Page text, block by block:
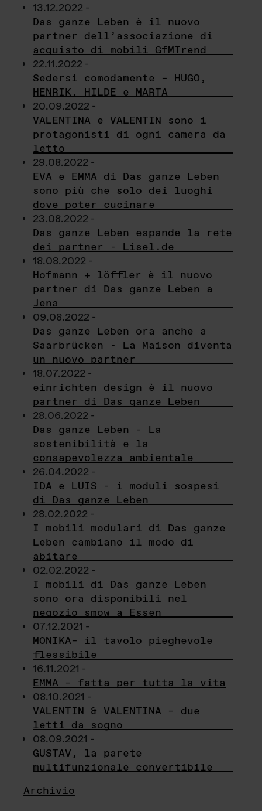
13.12.2022 -
Das ganze Leben è il nuovo
partner dell’associazione di
acquisto di mobili GfMTrend
22.11.2022 -
Sedersi comodamente – HUGO,
HENRIK, HILDE e MARTA
20.09.2022 -
VALENTINA e VALENTIN sono i
protagonisti di ogni camera da
letto
29.08.2022 -
EVA e EMMA di Das ganze Leben
sono più che solo dei luoghi
dove poter cucinare
23.08.2022 -
Das ganze Leben espande la rete
dei partner - Lisel.de
18.08.2022 -
Hofmann + löffler è il nuovo
partner di Das ganze Leben a
Jena
09.08.2022 -
Das ganze Leben ora anche a
Saarbrücken - La Maison diventa
un nuovo partner
18.07.2022 -
einrichten design è il nuovo
partner di Das ganze Leben
28.06.2022 -
Das ganze Leben - La
sostenibilità e la
consapevolezza ambientale
26.04.2022 -
IDA e LUIS - i moduli sospesi
di Das ganze Leben
28.02.2022 -
I mobili modulari di Das ganze
Leben cambiano il modo di
abitare
02.02.2022 -
I mobili di Das ganze Leben
sono ora disponibili nel
negozio smow a Essen
07.12.2021 -
MONIKA– il tavolo pieghevole
flessibile
16.11.2021 -
EMMA – fatta per tutta la vita
08.10.2021 -
VALENTIN & VALENTINA – due
letti da sogno
08.09.2021 -
GUSTAV, la parete
multifunzionale convertibile
Archivio